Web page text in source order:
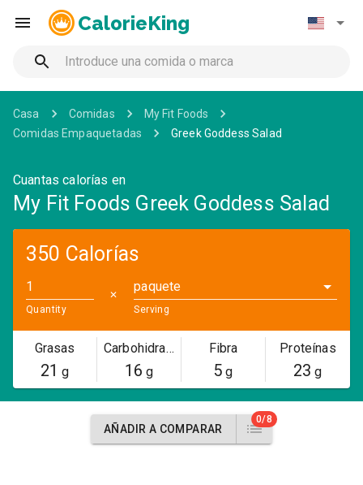
CalorieKing
Casa Comidas
My Fit Foods
Comidas Empaquetadas
Greek Goddess Salad
Cuantas calorías en
My Fit Foods Greek Goddess Salad
350 Calorías
Quantity
✕
paquete
Serving
Grasas
21 g
Carbohidratos
16 g
Fibra
5 g
Proteínas
23 g
AÑADIR A COMPARAR
0/8